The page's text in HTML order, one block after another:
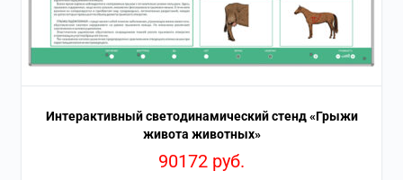
Интерактивный светодинамический стенд «Грыжи
живота животных»
90172 руб.